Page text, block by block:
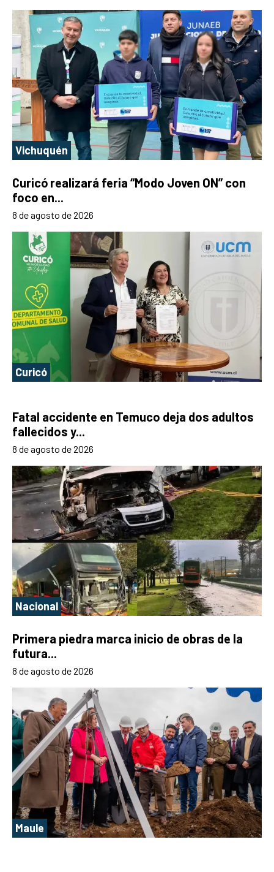
Vichuquén
Curicó realizará feria “Modo Joven ON” con
foco en...
8 de agosto de 2026
Curicó
Fatal accidente en Temuco deja dos adultos
fallecidos y...
8 de agosto de 2026
Nacional
Primera piedra marca inicio de obras de la
futura...
8 de agosto de 2026
Maule